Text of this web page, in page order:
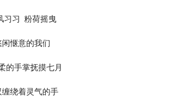
习习 粉荷摇曳
闲惬意的我们
的手掌抚摸七月
缠绕着灵气的手